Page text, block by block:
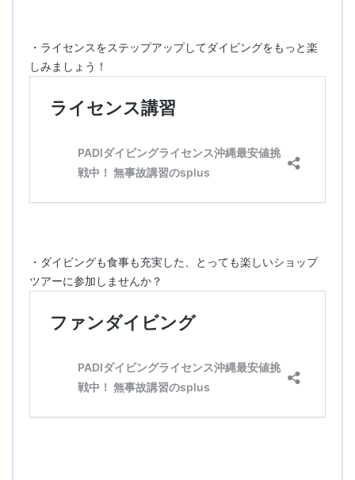
・ライセンスをステップアップしてダイビングをもっと楽
しみましょう！
・ダイビングも食事も充実した、とっても楽しいショップ
ツアーに参加しませんか？